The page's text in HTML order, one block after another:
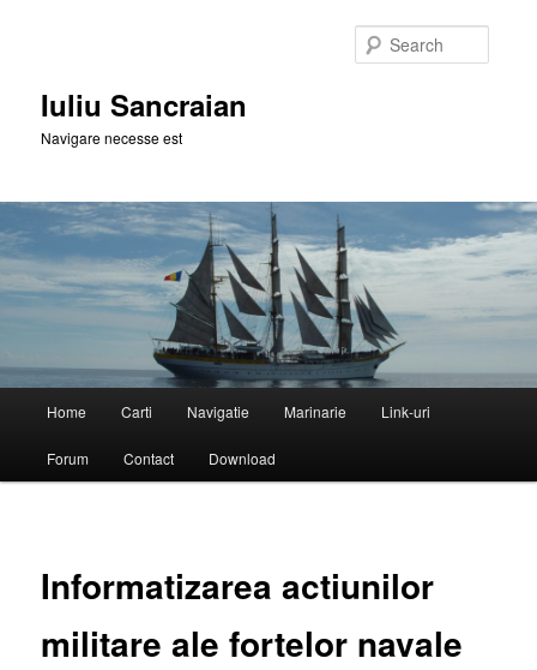
Iuliu Sancraian
Navigare necesse est
Home Carti Navigatie Marinarie Link-uri
Forum Contact Download
Informatizarea actiunilor
militare ale fortelor navale